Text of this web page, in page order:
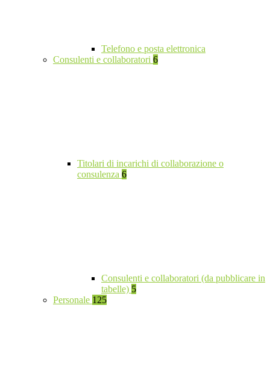
Telefono e posta elettronica
Consulenti e collaboratori 6
Titolari di incarichi di collaborazione o
consulenza 6
Consulenti e collaboratori (da pubblicare in
tabelle) 5
Personale 125